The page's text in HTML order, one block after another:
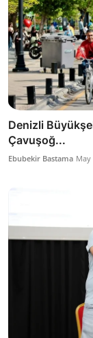
Denizli
Çavuşoğ...
Ebubekir Bastama May